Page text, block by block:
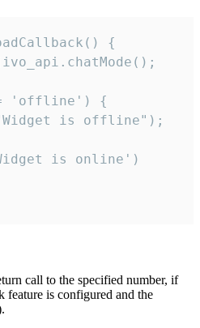
{
'offline') {
is offline");
is online')
call to the specified number, if
feature is configured and the